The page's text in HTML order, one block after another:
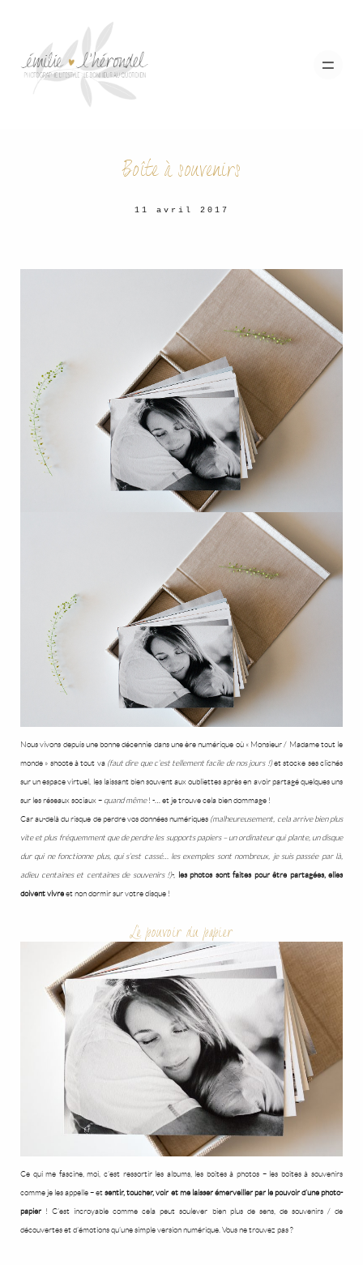
M’écrire
Boîte à souvenirs
11 avril 2017
Nous vivons depuis une bonne décennie dans une ère numérique où « Monsieur / Madame tout le
monde » shoote à tout va (faut dire que c’est tellement facile de nos jours !)et stocke ses clichés
sur un espace virtuel, les laissant bien souvent aux oubliettes après en avoir partagé quelques uns
sur les réseaux sociaux – quand même! -… et je trouve cela bien dommage !
Car au-delà du risque de perdre vos données numériques (malheureusement, cela arrive bien plus
vite et plus fréquemment que de perdre les supports papiers – un ordinateur qui plante, un disque
dur qui ne fonctionne plus, qui s’est cassé… les exemples sont nombreux, je suis passée par là,
adieu centaines et centaines de souvenirs !)-, les photos sont faites pour être partagées, elles
doivent vivreet non dormir sur votre disque !
Le pouvoir du papier
Ce qui me fascine, moi, c’est ressortir les albums, les boîtes à photos – les boîtes à souvenirs
comme je les appelle – etsentir, toucher, voir et me laisser émerveiller par le pouvoir d’une photo-
papier ! C’est incroyable comme cela peut soulever bien plus de sens, de souvenirs / de
découvertes et d’émotions qu’une simple version numérique. Vous ne trouvez pas ?